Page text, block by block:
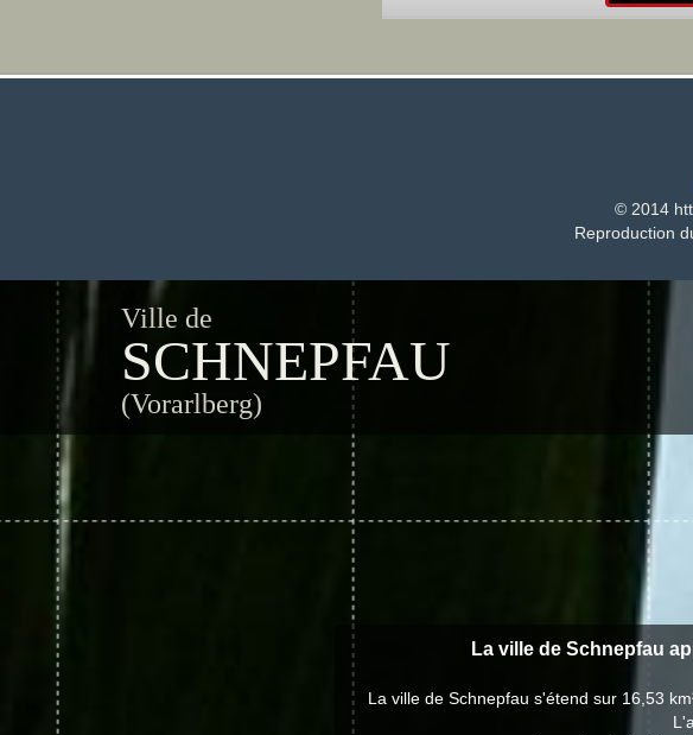
© 2014
Reproduction
Ville de
SCHNEPFAU
(Vorarlberg)
La ville de Schnepfau
La ville de Schnepfau s'étend sur 16,53